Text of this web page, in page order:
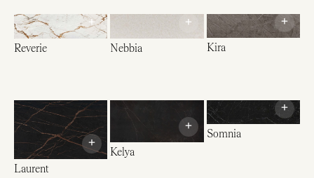
+
Reverie
+
Nebbia
+
Kira
+
Laurent
+
Kelya
+
Somnia